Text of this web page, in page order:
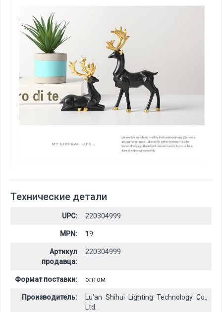
Технические детали
UPC: 220304999
MPN: 19
Артикул
продавца:
220304999
Формат поставки: оптом
Производитель:
Lu'an Shihui Lighting Technology Co.,
Ltd.